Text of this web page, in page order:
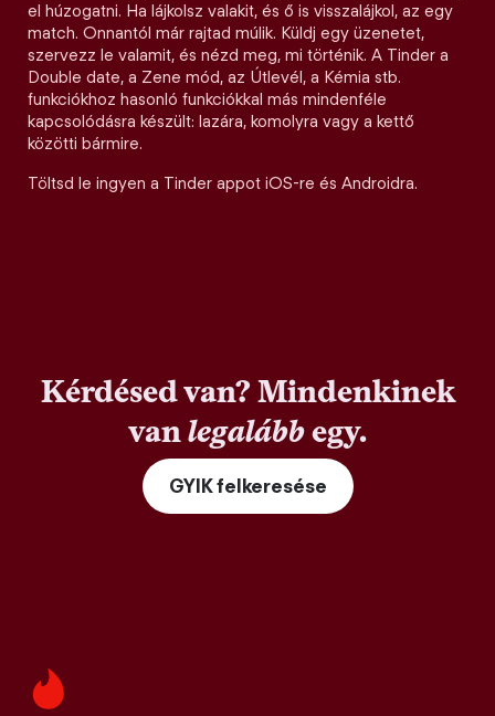
el húzogatni. Ha lájkolsz valakit, és ő is visszalájkol, az egy
match. Onnantól már rajtad múlik. Küldj egy üzenetet,
szervezz le valamit, és nézd meg, mi történik. A Tinder a
Double date, a Zene mód, az Útlevél, a Kémia stb.
funkciókhoz hasonló funkciókkal más mindenféle
kapcsolódásra készült: lazára, komolyra vagy a kettő
közötti bármire.
Töltsd le ingyen a Tinder appot iOS-re és Androidra.
Kérdésed van? Mindenkinek
vanlegalábbegy.
GYIK felkeresése